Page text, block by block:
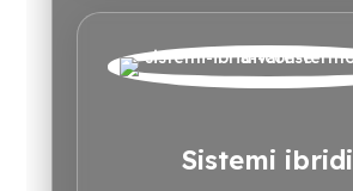
Sistemi ibridi